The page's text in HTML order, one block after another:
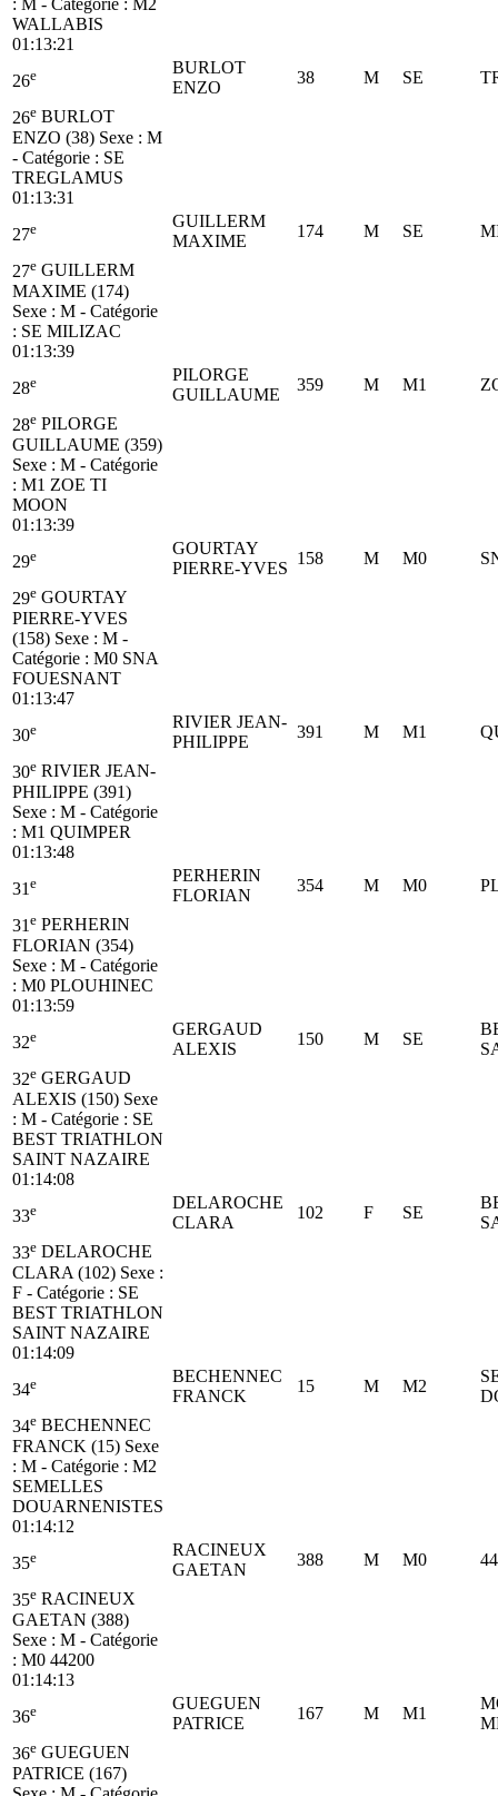
WALLABIS
01:13:21
26e
BURLOT
ENZO
38 M SE
26e BURLOT
ENZO (38) Sexe : M
- Catégorie : SE
TREGLAMUS
01:13:31
27e
GUILLERM
MAXIME
174 M SE
27e GUILLERM
MAXIME (174)
Sexe : M - Catégorie
: SE MILIZAC
01:13:39
28e
PILORGE
GUILLAUME
359 M M1
28e PILORGE
GUILLAUME (359)
Sexe : M - Catégorie
: M1 ZOE TI
MOON
01:13:39
29e
GOURTAY
PIERRE-YVES
158 M M0
29e GOURTAY
PIERRE-YVES
(158) Sexe : M -
Catégorie : M0 SNA
FOUESNANT
01:13:47
30e
RIVIER JEAN-
PHILIPPE
391 M M1
30e RIVIER JEAN-
PHILIPPE (391)
Sexe : M - Catégorie
: M1 QUIMPER
01:13:48
31 e
PERHERIN
FLORIAN
354 M M0
31 e PERHERIN
FLORIAN (354)
Sexe : M - Catégorie
: M0 PLOUHINEC
01:13:59
32e
GERGAUD
ALEXIS
150 M SE
32e GERGAUD
ALEXIS (150) Sexe
: M - Catégorie : SE
BEST TRIATHLON
SAINT NAZAIRE
01:14:08
33e
DELAROCHE
CLARA
102 F SE
33e DELAROCHE
CLARA (102) Sexe :
F - Catégorie : SE
BEST TRIATHLON
SAINT NAZAIRE
01:14:09
34e
BECHENNEC
FRANCK
15 M M2
34e BECHENNEC
FRANCK (15) Sexe
: M - Catégorie : M2
SEMELLES
DOUARNENISTES
01:14:12
35e
RACINEUX
GAETAN
388 M M0
35e RACINEUX
GAETAN (388)
Sexe : M - Catégorie
: M0 44200
01:14:13
36e
GUEGUEN
PATRICE
167 M M1
36e GUEGUEN
PATRICE (167)